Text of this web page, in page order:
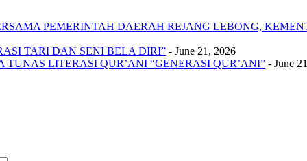
PEMERINTAH DAERAH REJANG LEBONG,
TARI DAN SENI BELA DIRI” - June 21, 2026
LITERASI QUR’ANI “GENERASI QUR’ANI” - June